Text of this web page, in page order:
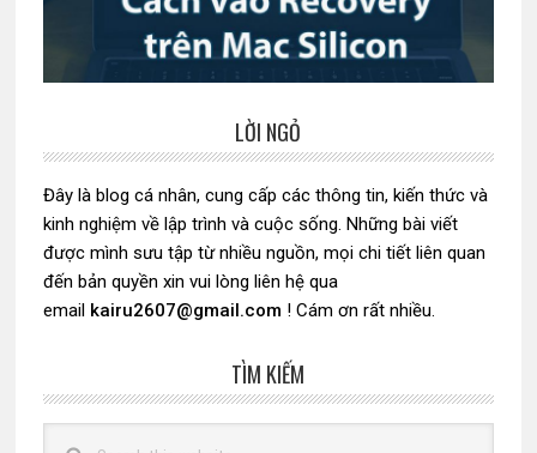
chính
LỜI NGỎ
Đây là blog cá nhân, cung cấp các thông tin, kiến thức và
kinh nghiệm về lập trình và cuộc sống. Những bài viết
được mình sưu tập từ nhiều nguồn, mọi chi tiết liên quan
đến bản quyền xin vui lòng liên hệ qua
email kairu2607@gmail.com ! Cám ơn rất nhiều.
TÌM KIẾM